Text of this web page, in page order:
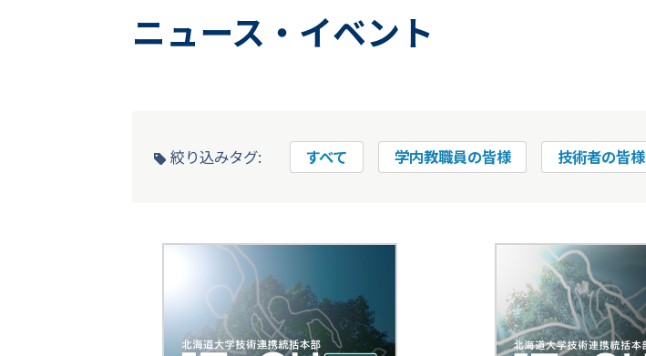
ニュース ・ イベント
絞り込みタグ: すべて 学内教職員の皆様 技術者の皆様